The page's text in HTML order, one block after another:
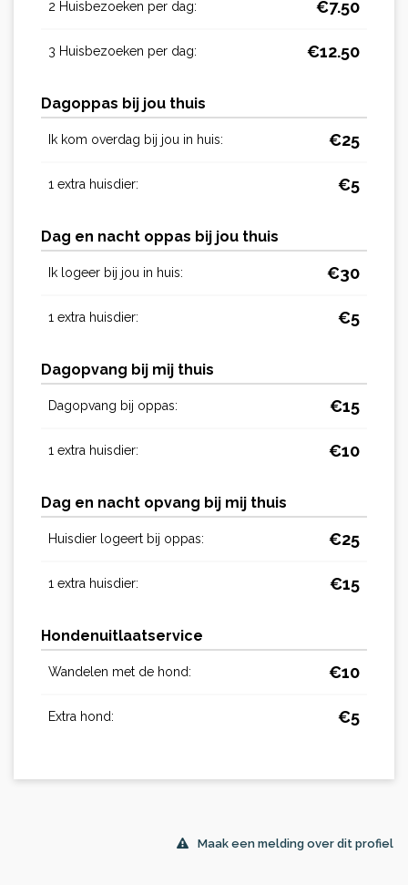
2 Huisbezoeken per dag: €7.50
3 Huisbezoeken per dag: €12.50
Dagoppas bij jou thuis
Ik kom overdag bij jou in huis: €25
1 extra huisdier: €5
Dag en nacht oppas bij jou thuis
Ik logeer bij jou in huis: €30
1 extra huisdier: €5
Dagopvang bij mij thuis
Dagopvang bij oppas: €15
1 extra huisdier: €10
Dag en nacht opvang bij mij thuis
Huisdier logeert bij oppas: €25
1 extra huisdier: €15
Hondenuitlaatservice
Wandelen met de hond: €10
Extra hond: €5
Maak een melding over dit profiel